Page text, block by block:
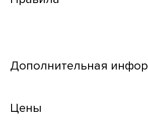
Дополнительная
Цены